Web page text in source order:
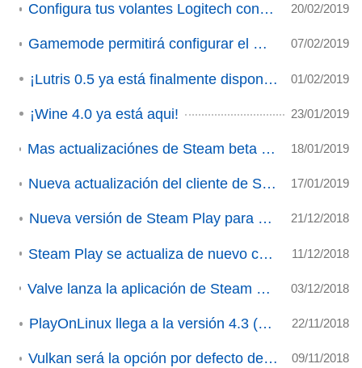
Configura tus volantes Logitech con Oversteer (ACTUALIZADO) 20/02/2019
Gamemode permitirá configurar el Overclock de gráficas. 07/02/2019
¡Lutris 0.5 ya está finalmente disponible! 01/02/2019
¡Wine 4.0 ya está aqui! 23/01/2019
Mas actualizaciónes de Steam beta para Linux enfocado en Steam Play (ACTUALIZADO) 18/01/2019
Nueva actualización del cliente de Steam Beta con mejoras para Linux 17/01/2019
Nueva versión de Steam Play para estas navidades. 21/12/2018
Steam Play se actualiza de nuevo con la inclusión de FAudio. 11/12/2018
Valve lanza la aplicación de Steam Link para Raspberry en fase beta (ACTUALIZADO) 03/12/2018
PlayOnLinux llega a la versión 4.3 (ACTUALIZADO) 22/11/2018
Vulkan será la opción por defecto de Unreal Engine 4 en GNU/Linux. 09/11/2018